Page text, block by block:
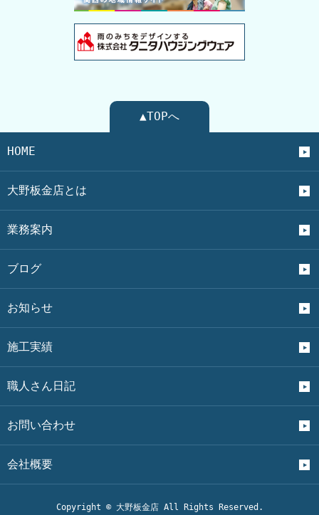
▲TOPへ
HOME
大野板金店とは
業務案内
ブログ
お知らせ
施工実績
職人さん日記
お問い合わせ
会社概要
Copyright © 大野板金店 All Rights Reserved.